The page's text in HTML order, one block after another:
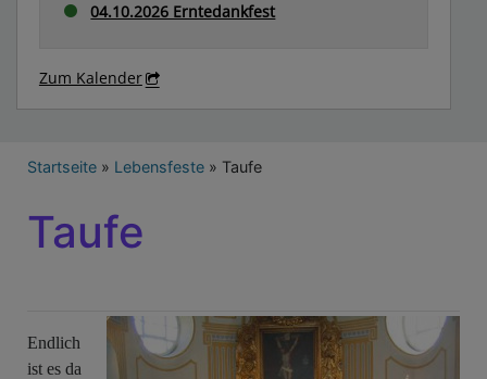
04.10.2026 Erntedankfest
Zum Kalender
Breadcrumb
Startseite Lebensfeste Taufe
Taufe
Endlich
ist es da